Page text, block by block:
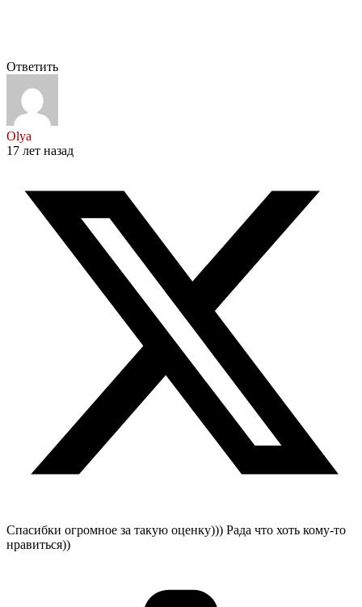
Ответить
Olya
17 лет назад
Спасибки огромное за такую оценку))) Рада что хоть кому-то
нравиться))